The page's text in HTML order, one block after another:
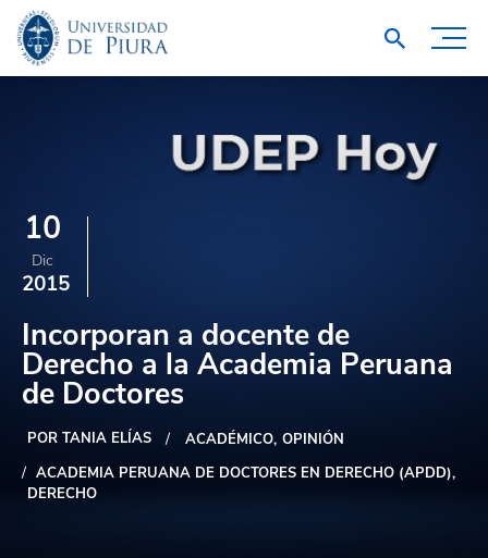
10
Dic
2015
Incorporan a docente de
Derecho a la Academia Peruana
de Doctores
POR TANIA ELÍAS ACADÉMICO OPINIÓN
ACADEMIA PERUANA DE DOCTORES EN DERECHO (APDD)
DERECHO